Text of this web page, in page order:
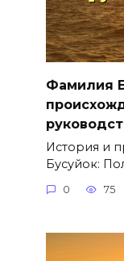
Фамилия
История и
Бусуйок:
0 75